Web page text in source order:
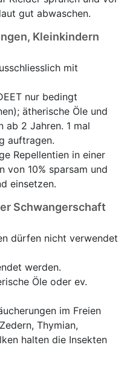
gut abwaschen.
Kleinkindern
mit
nur bedingt
ätherische Öle und
ab 2 Jahren. 1 mal
auftragen.
Repellentien in einer
von 10% sparsam und
einsetzen.
Schwangerschaft
dürfen nicht verwendet
werden.
Öle oder ev.
im Freien
Thymian,
halten die Insekten